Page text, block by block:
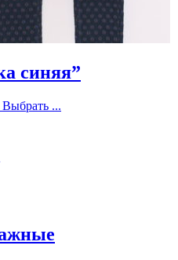
синяя”
Выбрать ...